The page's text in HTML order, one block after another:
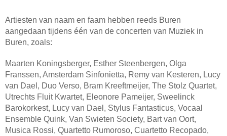
Artiesten van naam en faam hebben reeds Buren
aangedaan tijdens één van de concerten van Muziek in
Buren, zoals:
Maarten Koningsberger, Esther Steenbergen, Olga
Franssen, Amsterdam Sinfonietta, Remy van Kesteren, Lucy
van Dael, Duo Verso, Bram Kreeftmeijer, The Stolz Quartet,
Utrechts Fluit Kwartet, Eleonore Pameijer, Sweelinck
Barokorkest, Lucy van Dael, Stylus Fantasticus, Vocaal
Ensemble Quink, Van Swieten Society, Bart van Oort,
Musica Rossi, Quartetto Rumoroso, Cuartetto Recopado,